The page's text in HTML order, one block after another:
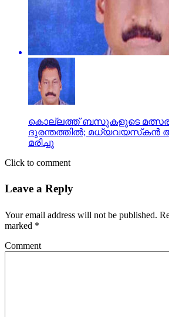
കൊല്ലത്ത് ബസുകളുടെ
ദുരന്തത്തില്‍; മധ്യവയസ്‌കന്‍
മരിച്ചു
Click to comment
Leave a Reply
Your email address will not be published.
marked *
Comment